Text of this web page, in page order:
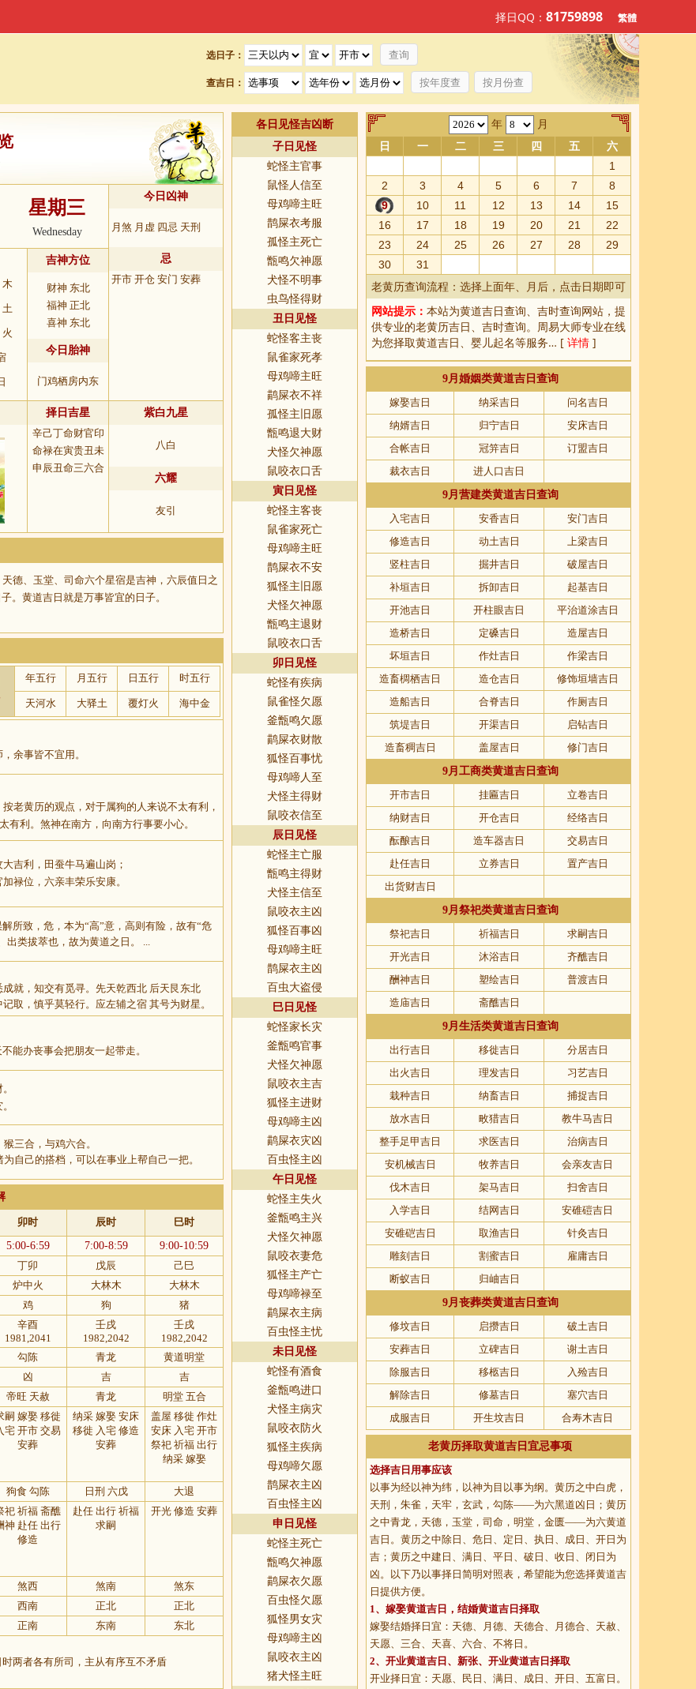
选日子：
查吉日： 按年度查 按月份查
择日QQ： 81759898 繁體
星期三
Wednesday
今日凶神
月煞 月虚 四忌 天刑
忌
开市 开仓 安门 安葬
木
土
火
吉神方位
财神 东北
福神 正北
喜神 东北
今日胎神
门鸡栖房内东
择日吉星
辛己丁命财官印
命禄在寅贵丑未
申辰丑命三六合
紫白九星
八白
六耀
友引
德、玉堂、司命六个星宿是吉神，六辰值日之
。黄道吉日就是万事皆宜的日子。
年五行 月五行 日五行 时五行
天河水 大驿土 覆灯火 海中金
余事皆不宜用。
老黄历的观点，对于属狗的人来说不太有利，
有利。煞神在南方，向南方行事要小心。
吉利，田蚕牛马遍山岗；
禄位，六亲丰荣乐安康。
所致，危，本为“高”意，高则有险，故有“危
出类拔萃也，故为黄道之日。 ...
就，知交有觅寻。先天乾西北 后天艮东北
取，慎乎莫轻行。应左辅之宿 其号为财星。
能办丧事会把朋友一起带走。
三合，与鸡六合。
自己的搭档，可以在事业上帮自己一把。
卯时 辰时
巳时
5:00-6:59 7:00-8:59
9:00-10:59
丁卯 戊辰
己巳
炉中火 大林木
大林木
鸡 狗 猪
辛酉
1981,2041
壬戌
1982,2042
壬戌
1982,2042
勾陈 青龙
黄道明堂
凶 吉
吉
帝旺 天赦 青龙 明堂 五合
嗣 嫁娶 移徙
宅 开市 交易
安葬
纳采 嫁娶 安床
移徙 入宅 修造
安葬
盖屋 移徙 作灶
安床 入宅 开市
祭祀 祈福 出行
纳采 嫁娶
狗食 勾陈 日刑 六戊 大退
祀 祈福 斋醮
神 赴任 出行
修造
赴任 出行 祈福
求嗣
开光 修造 安葬
煞西 煞南
煞东
西南 正北
正北
正南 东南 东北
两者各有所司，主从有序互不矛盾
各日见怪吉凶断
子日见怪
蛇怪主官事
鼠怪人信至
母鸡啼主旺
鹊屎衣考服
孤怪主死亡
甑鸣欠神愿
犬怪不明事
虫鸟怪得财
丑日见怪
蛇怪客主丧
鼠雀家死孝
母鸡啼主旺
鹋屎衣不祥
孤怪主旧愿
甑鸣退大财
犬怪欠神愿
鼠咬衣口舌
寅日见怪
蛇怪主客丧
鼠雀家死亡
母鸡啼主旺
鹊屎衣不安
狐怪主旧愿
犬怪欠神愿
甑鸣主退财
鼠咬衣口舌
卯日见怪
蛇怪有疾病
鼠雀怪欠愿
釜甑鸣欠愿
鹋屎衣财散
狐怪百事忧
母鸡啼人至
犬怪主得财
鼠咬衣信至
辰日见怪
蛇怪主亡服
甑鸣主得财
犬怪主信至
鼠咬衣主凶
狐怪百事凶
母鸡啼主旺
鹊屎衣主凶
百虫大盗侵
巳日见怪
蛇怪家长灾
釜甑鸣官事
犬怪欠神愿
鼠咬衣主吉
狐怪主进财
母鸡啼主凶
鹋屎衣灾凶
百虫怪主凶
午日见怪
蛇怪主失火
釜甑鸣主兴
犬怪欠神愿
鼠咬衣妻危
狐怪主产亡
母鸡啼禄至
鹋屎衣主病
百虫怪主忧
未日见怪
蛇怪有酒食
釜甑鸣进口
犬怪主病灾
鼠咬衣防火
狐怪主疾病
母鸡啼欠愿
鹊屎衣主凶
百虫怪主凶
申日见怪
蛇怪主死亡
甑鸣欠神愿
鹋屎衣欠愿
百虫怪欠愿
狐怪男女灾
母鸡啼主凶
鼠咬衣主凶
猪犬怪主旺
年 月
日 一 二 三 四 五
六
1
2
3 4 5 6 7
8
9
10 11 12 13 14
15
16
17 18 19 20 21
22
23
24 25 26 27 28
29
30
31
老黄历查询流程：选择上面年、月后，点击日期即可
网站提示： 本站为黄道吉日查询、 吉时查询网站，提
供专业的老黄历吉日、吉时查询。周易大师专业在线
为您择取黄道吉日、婴儿起名等服务… [ 详情 ]
9月婚姻类黄道吉日查询
嫁娶吉日
纳采吉日
问名吉日
纳婿吉日
归宁吉日
安床吉日
合帐吉日
冠笄吉日
订盟吉日
裁衣吉日
进人口吉日
9月营建类黄道吉日查询
入宅吉日
安香吉日
安门吉日
修造吉日
动土吉日
上梁吉日
竖柱吉日
掘井吉日
破屋吉日
补垣吉日
拆卸吉日
起基吉日
开池吉日
开柱眼吉日
平治道涂吉日
造桥吉日
定磉吉日
造屋吉日
坏垣吉日
作灶吉日
作梁吉日
造畜椆栖吉日
造仓吉日
修饰垣墙吉日
造船吉日
合脊吉日
作厕吉日
筑堤吉日
开渠吉日
启钻吉日
造畜稠吉日
盖屋吉日
修门吉日
9月工商类黄道吉日查询
开市吉日
挂匾吉日
立卷吉日
纳财吉日
开仓吉日
经络吉日
酝酿吉日
造车器吉日
交易吉日
赴任吉日
立券吉日
置产吉日
出货财吉日
9月祭祀类黄道吉日查询
祭祀吉日
祈福吉日
求嗣吉日
开光吉日
沐浴吉日
齐醮吉日
酬神吉日
塑绘吉日
普渡吉日
造庙吉日
斋醮吉日
9月生活类黄道吉日查询
出行吉日
移徙吉日
分居吉日
出火吉日
理发吉日
习艺吉日
栽种吉日
纳畜吉日
捕捉吉日
放水吉日
畋猎吉日
教牛马吉日
整手足甲吉日
求医吉日
治病吉日
安机械吉日
牧养吉日
会亲友吉日
伐木吉日
架马吉日
扫舍吉日
入学吉日
结网吉日
安碓磑吉日
安碓硙吉日
取渔吉日
针灸吉日
雕刻吉日
割蜜吉日
雇庸吉日
断蚁吉日
归岫吉日
9月丧葬类黄道吉日查询
修坟吉日
启攒吉日
破土吉日
安葬吉日
立碑吉日
谢土吉日
除服吉日
移柩吉日
入殓吉日
解除吉日
修墓吉日
塞穴吉日
成服吉日
开生坟吉日 合寿木吉日
老黄历择取黄道吉日宜忌事项
选择吉日用事应该
以事为经以神为纬，以神为目以事为纲。黄历之中白虎，
天刑，朱雀，天牢，玄武，勾陈——为六黑道凶日；黄历
之中青龙，天德，玉堂，司命，明堂，金匮——为六黄道
吉日。黄历之中除日、危日、定日、执日、成日、开日为
吉；黄历之中建日、满日、平日、破日、收日、闭日为
凶。以下乃以事择日简明对照表，希望能为您选择黄道吉
日提供方便。
1、 嫁娶黄道吉日 ，结婚黄道吉日择取
嫁娶结婚择日宜：天德、月德、天德合、月德合、天赦、
天愿、三合、天喜、六合、不将日。
2、 开业黄道吉日 、新张、开业黄道吉日择取
开业择日宜：天愿、民日、满日、成日、开日、五富日。